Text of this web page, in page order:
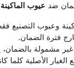
ضد عيوب
وعيوب التصنيع
فترة الضمان.
مشمولة
الأصلية كلما